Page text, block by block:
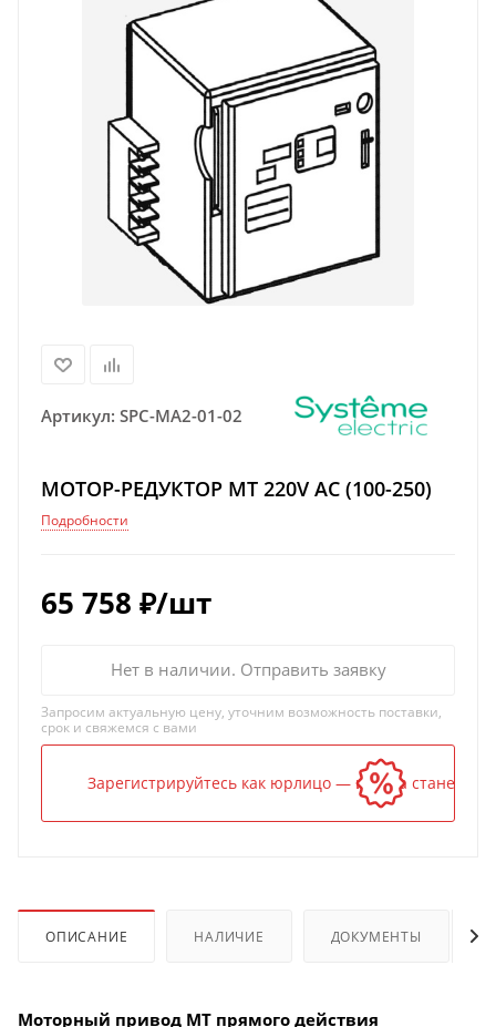
Артикул: SPC-MA2-01-02
МОТОР-РЕДУКТОР MT 220V AC (100-250)
Подробности
65 758 ₽/шт
Нет в наличии. Отправить заявку
Запросим актуальную цену, уточним возможность поставки,
срок и свяжемся с вами
Зарегистрируйтесь как юрлицо — и цена станет
ОПИСАНИЕ НАЛИЧИЕ ДОКУМЕНТЫ
Моторный привод MT прямого действия